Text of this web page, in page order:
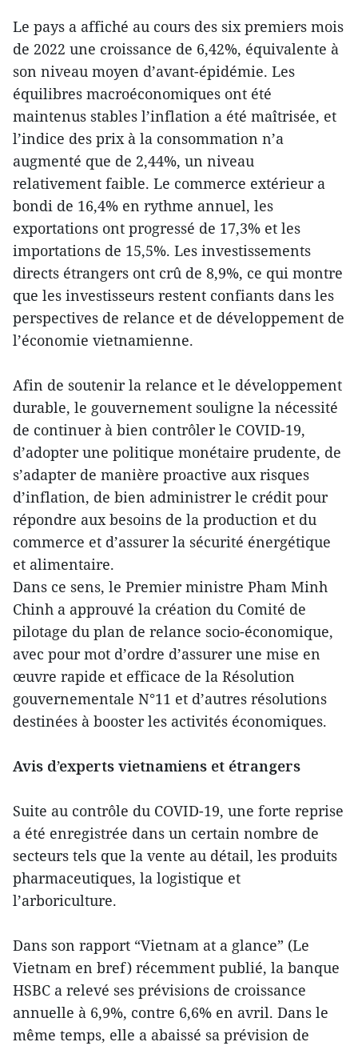
Le pays a affiché au cours des six premiers mois
de 2022 une croissance de 6,42%, équivalente à
son niveau moyen d’avant-épidémie. Les
équilibres macroéconomiques ont été
maintenus stables l’inflation a été maîtrisée, et
l’indice des prix à la consommation n’a
augmenté que de 2,44%, un niveau
relativement faible. Le commerce extérieur a
bondi de 16,4% en rythme annuel, les
exportations ont progressé de 17,3% et les
importations de 15,5%. Les investissements
directs étrangers ont crû de 8,9%, ce qui montre
que les investisseurs restent confiants dans les
perspectives de relance et de développement de
l’économie vietnamienne.
Afin de soutenir la relance et le développement
durable, le gouvernement souligne la nécessité
de continuer à bien contrôler le COVID-19,
d’adopter une politique monétaire prudente, de
s’adapter de manière proactive aux risques
d’inflation, de bien administrer le crédit pour
répondre aux besoins de la production et du
commerce et d’assurer la sécurité énergétique
et alimentaire.
Dans ce sens, le Premier ministre Pham Minh
Chinh a approuvé la création du Comité de
pilotage du plan de relance socio-économique,
avec pour mot d’ordre d’assurer une mise en
œuvre rapide et efficace de la Résolution
gouvernementale N°11 et d’autres résolutions
destinées à booster les activités économiques.
Avis d’experts vietnamiens et étrangers
Suite au contrôle du COVID-19, une forte reprise
a été enregistrée dans un certain nombre de
secteurs tels que la vente au détail, les produits
pharmaceutiques, la logistique et
l’arboriculture.
Dans son rapport “Vietnam at a glance” (Le
Vietnam en bref) récemment publié, la banque
HSBC a relevé ses prévisions de croissance
annuelle à 6,9%, contre 6,6% en avril. Dans le
même temps, elle a abaissé sa prévision de